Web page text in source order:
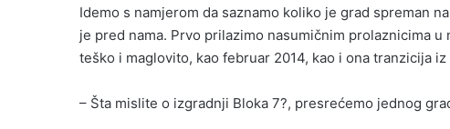
Idemo s namjerom da saznamo koliko je grad spreman
je pred nama. Prvo prilazimo nasumičnim prolaznicima
teško i maglovito, kao februar 2014, kao i ona tranzicija
– Šta mislite o izgradnji Bloka 7?, presrećemo jednog